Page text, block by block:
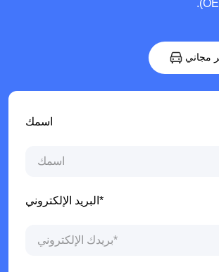
مجاني
اسمك
البريد الإلكتروني*